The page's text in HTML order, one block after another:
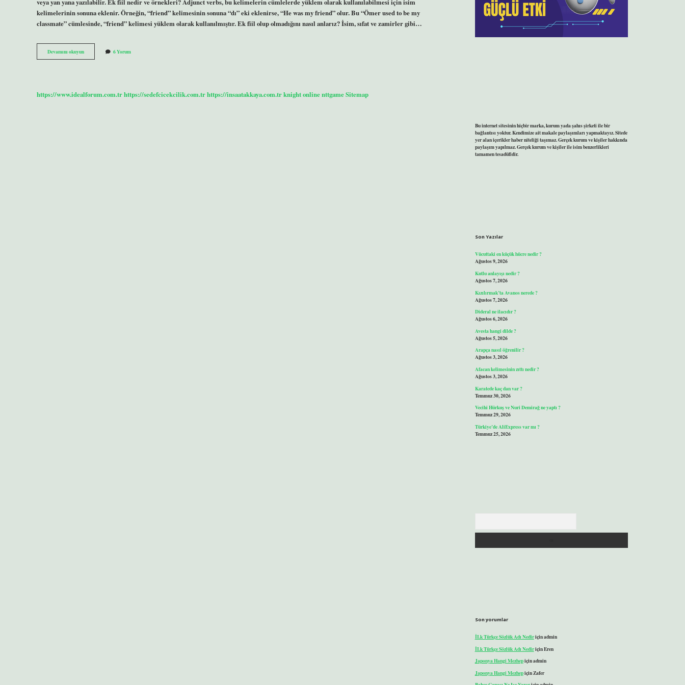
kelimelerinin sonuna eklenir. Örneğin, “friend” kelimesinin sonuna “dı” eki eklenirse, “He was my friend” olur. Bu “Ömer used to be my
classmate” cümlesinde, “friend” kelimesi yüklem olarak kullanılmıştır. Ek fiil olup olmadığını nasıl anlarız? İsim, sıfat ve zamirler gibi…
Devamını okuyunIdi
Eki
6 Yorum
https://www.idealforum.com.trhttps://sedefcicekcilik.com.trhttps://insaatakkaya.com.trknight onlinenttgameSitemap
Bu internet sitesinin hiçbir marka, kurum yada şahıs şirketi ile bir
bağlantısı yoktur. Kendimize ait makale paylaşımları yapmaktayız. Sitede
yer alan içerikler haber niteliği taşımaz. Gerçek kurum ve kişiler hakkında
paylaşım yapılmaz. Gerçek kurum ve kişiler ile isim benzerlikleri
tamamen tesadüfidir.
Son Yazılar
Vücuttaki en küçük hücre nedir ?
Ağustos 9, 2026
Kutlu anlayışı nedir ?
Ağustos 7, 2026
Kızılırmak’ta Avanos nerede ?
Ağustos 7, 2026
Dideral ne ilacıdır ?
Ağustos 6, 2026
Avesta hangi dilde ?
Ağustos 5, 2026
Arapça nasıl öğrenilir ?
Ağustos 3, 2026
Afacan kelimesinin zıttı nedir ?
Ağustos 3, 2026
Karatede kaç dan var ?
Temmuz 30, 2026
Vecihi Hürkuş ve Nuri Demirağ ne yaptı ?
Temmuz 29, 2026
Türkiye’de AliExpress var mı ?
Temmuz 25, 2026
Son yorumlar
İLk Türkçe Sözlük Adı Nediriçinadmin
İLk Türkçe Sözlük Adı NediriçinEren
Japonya Hangi Mezhepiçinadmin
Japonya Hangi MezhepiçinZafer